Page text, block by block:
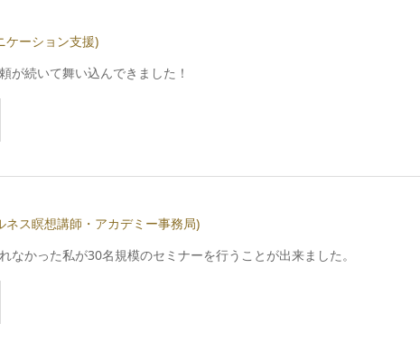
ケーション支援)
が続いて舞い込んできました！
ネス瞑想講師・アカデミー事務局)
なかった私が30名規模のセミナーを行うことが出来ました。